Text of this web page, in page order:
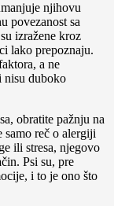
njihovu
povezanost sa
izražene kroz
lako prepoznaju.
a ne
nisu duboko
obratite pažnju na
samo reč o alergiji
ili stresa, njegovo
Psi su, pre
i to je ono što